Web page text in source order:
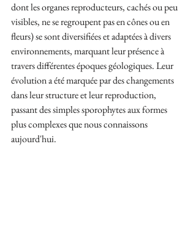
dont les organes reproducteurs, cachés ou peu
visibles, ne se regroupent pas en cônes ou en
fleurs) se sont diversifiées et adaptées à divers
environnements, marquant leur présence à
travers différentes époques géologiques. Leur
évolution a été marquée par des changements
dans leur structure et leur reproduction,
passant des simples sporophytes aux formes
plus complexes que nous connaissons
aujourd'hui.